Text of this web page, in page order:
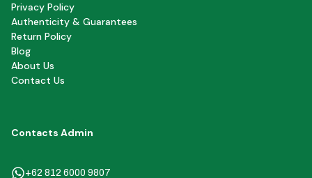
Privacy Policy
Authenticity & Guarantees
Return Policy
Blog
About Us
Contact Us
Contacts Admin
+62 812 6000 9807